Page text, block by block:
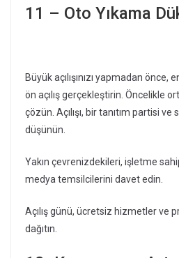
11 – Oto Yıkama
Büyük açılışınızı yapmadan
ön açılış gerçekleştirin. Öncelikle
çözün. Açılışı, bir tanıtım partisi
düşünün.
Yakın çevrenizdekileri, işletme
medya temsilcilerini davet edin.
Açılış günü, ücretsiz hizmetler ve
dağıtın.